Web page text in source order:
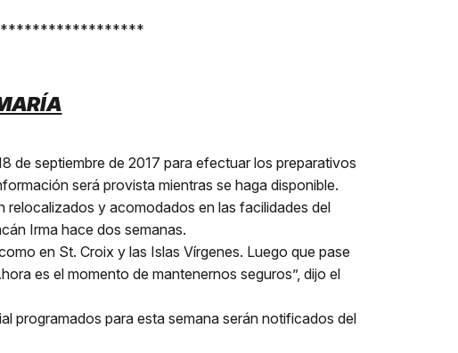
de septiembre de 2017 para efectuar los preparativos
será provista mientras se haga disponible.
relocalizados y acomodados en las facilidades del
Irma hace dos semanas.
en St. Croix y las Islas Vírgenes. Luego que pase
es el momento de mantenernos seguros”, dijo el
programados para esta semana serán notificados del